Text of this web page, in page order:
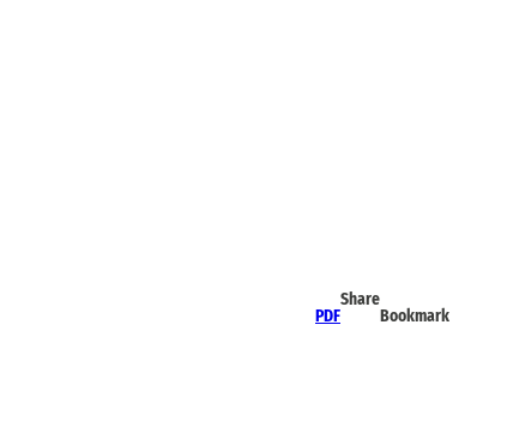
PDF
Share
Bookmark